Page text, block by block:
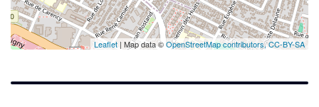
Leaflet | Map data ©OpenStreetMap contributors,CC-BY-SA